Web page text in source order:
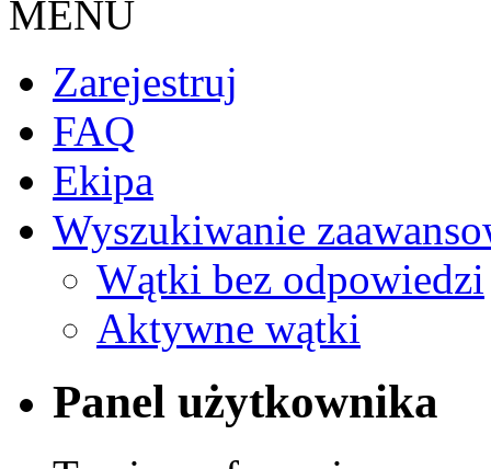
MENU
Zarejestruj
FAQ
Ekipa
Wyszukiwanie
Wątki bez odpowiedzi
Aktywne wątki
Panel użytkownika